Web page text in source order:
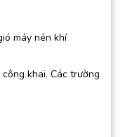
máy nén khí
khai. Các trường